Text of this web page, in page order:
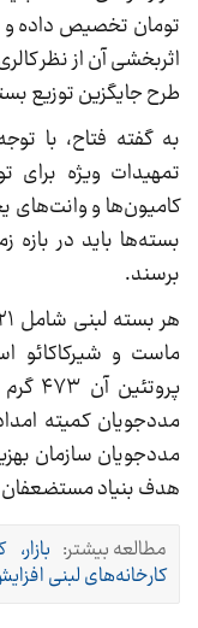
تومان تخصیص داده و
اثربخشی آن از نظر
طرح جایگزین توزیع
به گفته فتاح، با
تمهیدات ویژه برای
کامیون‌ها و وانت‌های
بسته‌ها باید در
برسند.
هدف بنیاد
مطالعه بیشتر:
کارخانه‌های لبنی